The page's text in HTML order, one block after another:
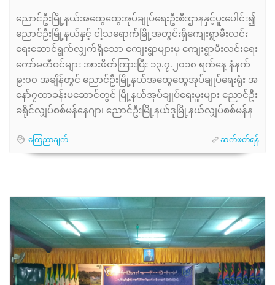
ညောင်ဦးမြို့နယ်အထွေထွေအုပ်ချုပ်ရေးဦးစီးဌာနနှင့်ပူးပေါင်း၍
ညောင်ဦးမြို့နယ်နှင့် ငါ့သရောက်မြို့အတွင်းရှိကျေးရွာမီးလင်း
ရေးဆောင်ရွက်လျှက်ရှိသော ကျေးရွာများမှ ကျေးရွာမီးလင်းရေး
ကော်မတီဝင်များ အားဖိတ်ကြားပြီး ၁၃.၇.၂၀၁၈ ရက်နေ့ နံနက်
၉:၀၀ အချိန်တွင် ညောင်ဦးမြို့နယ်အထွေထွေအုပ်ချုပ်ရေးရုံး အ
နော်၇ထာခန်းမဆောင်တွင် မြို့နယ်အုပ်ချုပ်ရေးမှူးများ ညောင်ဦး
ခရိုင်လျှပ်စစ်မန်နေဂျာ၊ ညောင်ဦးမြို့နယ်ဒုမြို့နယ်လျှပ်စစ်မန်န
ကြေညာချက် ဆက်ဖတ်ရန်